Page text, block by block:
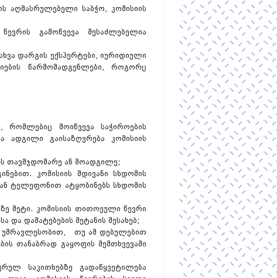
აღმასრულებელი საბჭო, კომისიის
გამოწვევა შესაძლებელია
დარგის ექსპერტები, იურიდიული
წარმომადგენლები, როგორც
რომლებიც მოიწვევა საჭიროების
გაისაზღვრება კომისიის
თავმჯდომარე ან მოადგილე;
კომისიის მდივანი სხდომის
ტელეფონით ატყობინებს სხდომის
მეტი. კომისიის თითოეული წევრი
დამატებების შეტანის შესახებ;
უმრავლესობით, თუ ამ დებულებით
თანაბრად გაყოფის შემთხვევაში
საკითხებზე გადაწყვეტილება